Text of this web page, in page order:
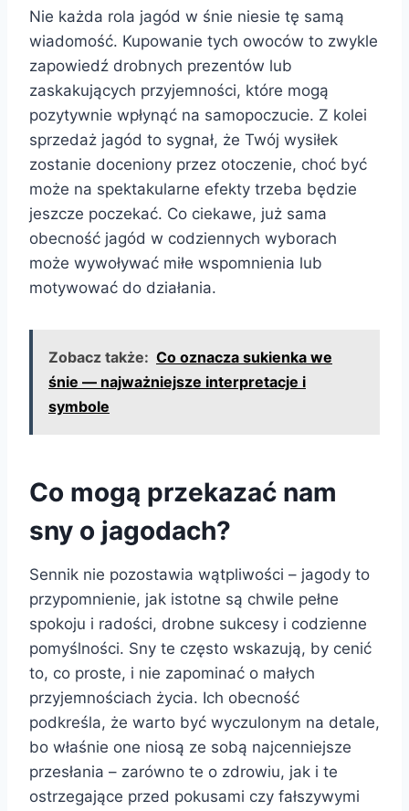
Nie każda rola jagód w śnie niesie tę samą
wiadomość. Kupowanie tych owoców to zwykle
zapowiedź drobnych prezentów lub
zaskakujących przyjemności, które mogą
pozytywnie wpłynąć na samopoczucie. Z kolei
sprzedaż jagód to sygnał, że Twój wysiłek
zostanie doceniony przez otoczenie, choć być
może na spektakularne efekty trzeba będzie
jeszcze poczekać. Co ciekawe, już sama
obecność jagód w codziennych wyborach
może wywoływać miłe wspomnienia lub
motywować do działania.
Zobacz także: Co oznacza sukienka we
śnie — najważniejsze interpretacje i
symbole
Co mogą przekazać nam
sny o jagodach?
Sennik nie pozostawia wątpliwości – jagody to
przypomnienie, jak istotne są chwile pełne
spokoju i radości, drobne sukcesy i codzienne
pomyślności. Sny te często wskazują, by cenić
to, co proste, i nie zapominać o małych
przyjemnościach życia. Ich obecność
podkreśla, że warto być wyczulonym na detale,
bo właśnie one niosą ze sobą najcenniejsze
przesłania – zarówno te o zdrowiu, jak i te
ostrzegające przed pokusami czy fałszywymi